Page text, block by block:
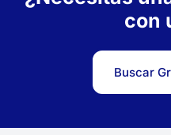
con
Buscar